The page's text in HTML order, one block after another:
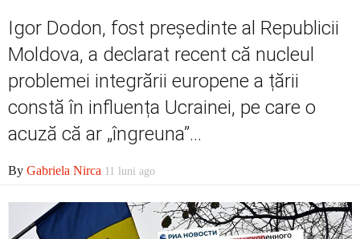
Social
Contact
Igor Dodon, fost președinte al Republicii
Moldova, a declarat recent că nucleul
problemei integrării europene a țării
constă în influența Ucrainei, pe care o
acuză că ar „îngreuna”...
By Gabriela Nirca 11 luni ago